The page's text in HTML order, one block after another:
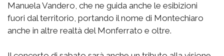
Manuela Vandero, che ne guida anche le esibizioni
fuori dal territorio, portando il nome di Montechiaro
anche in altre realtà del Monferrato e oltre.